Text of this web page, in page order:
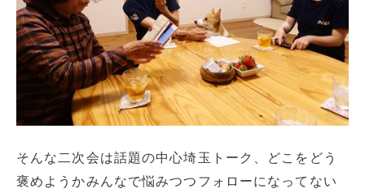
そんな二次会は話題の中心埼玉トーク、どこをどう
褒めようかみんなで悩みつつフォローになってない